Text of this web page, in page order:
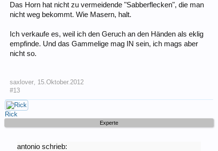
Das Horn hat nicht zu vermeidende "Sabberflecken", die man
nicht weg bekommt. Wie Masern, halt.
Ich verkaufe es, weil ich den Geruch an den Händen als eklig
empfinde. Und das Gammelige mag IN sein, ich mags aber
nicht so.
saxlover, 15.Oktober.2012
#13
Rick
Experte
antonio schrieb: